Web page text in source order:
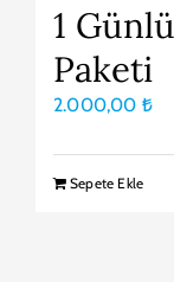
1
Paketi
2.000,00 ₺
Sepete Ekle